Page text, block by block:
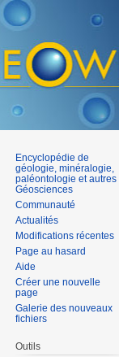
Encyclopédie de
géologie, minéralogie,
paléontologie et autres
Géosciences
Communauté
Actualités
Modifications récentes
Page au hasard
Aide
Créer une nouvelle
page
Galerie des nouveaux
fichiers
Outils